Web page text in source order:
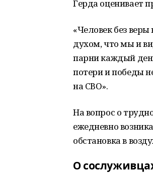
Герда оценивает
«Человек без
духом, что мы и
парни каждый
потери и победы
на СВО».
На вопрос о
ежедневно
обстановка в
О